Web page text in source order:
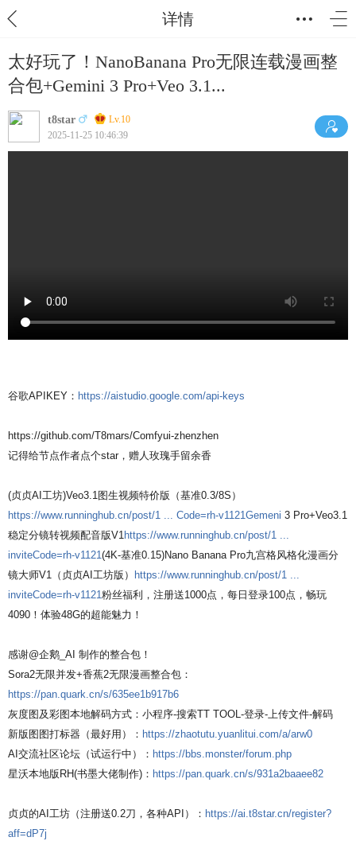
详情
太好玩了！NanoBanana Pro无限连载漫画整
合包+Gemini 3 Pro+Veo 3.1...
t8star
Lv.10
2025-11-25 10:46:39
谷歌APIKEY： https://aistudio.google.com/api-keys
https://github.com/T8mars/Comfyui-zhenzhen
记得给节点作者点个star，赠人玫瑰手留余香
(贞贞AI工坊)Veo3.1图生视频特价版（基准0.3/8S）
https://www.runninghub.cn/post/1 ... Code=rh-v1121Gemeni 3 Pro+Veo3.1
稳定分镜转视频配音版V1https://www.runninghub.cn/post/1 ...
inviteCode=rh-v1121(4K-基准0.15)Nano Banana Pro九宫格风格化漫画分
镜大师V1（贞贞AI工坊版）
https://www.runninghub.cn/post/1 ...
inviteCode=rh-v1121粉丝福利，注册送1000点，每日登录100点，畅玩
4090！体验48G的超能魅力！
感谢 @企鹅_AI 制作的整合包！
Sora2无限并发+香蕉2无限漫画整合包：
https://pan.quark.cn/s/635ee1b917b6
灰度图及彩图本地解码方式：小程序-搜索TT TOOL-登录-上传文件-解码
新版图图打标器（最好用）： https://zhaotutu.yuanlitui.com/a/arw0
AI交流社区论坛（试运行中）： https://bbs.monster/forum.php
星沃本地版RH(书墨大佬制作)： https://pan.quark.cn/s/931a2baaee82
贞贞的AI工坊（注册送0.2刀，各种API）： https://ai.t8star.cn/register?
aff=dP7j